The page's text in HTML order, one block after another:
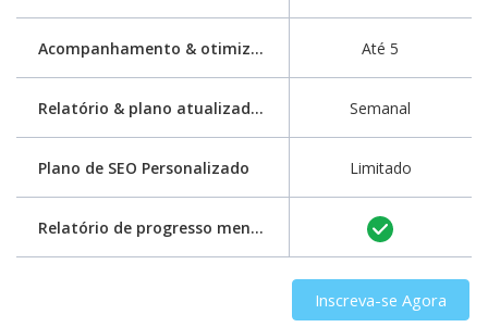
Acompanhamento & otimização de palavras-chave
Relatório & plano atualizados
Plano de SEO Personalizado
Relatório de progresso mensal
Até 5
Semanal
Limitado
Inscreva-se Agora